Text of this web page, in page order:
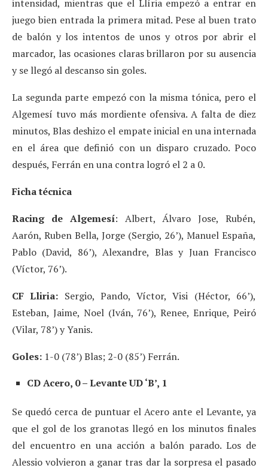
intensidad, mientras que el Llíria empezó a entrar en
juego bien entrada la primera mitad. Pese al buen trato
de balón y los intentos de unos y otros por abrir el
marcador, las ocasiones claras brillaron por su ausencia
y se llegó al descanso sin goles.
La segunda parte empezó con la misma tónica, pero el
Algemesí tuvo más mordiente ofensiva. A falta de diez
minutos, Blas deshizo el empate inicial en una internada
en el área que definió con un disparo cruzado. Poco
después, Ferrán en una contra logró el 2 a 0.
Ficha técnica
Racing de Algemesí: Albert, Álvaro Jose, Rubén,
Aarón, Ruben Bella, Jorge (Sergio, 26’), Manuel España,
Pablo (David, 86’), Alexandre, Blas y Juan Francisco
(Víctor, 76’).
CF Lliria: Sergio, Pando, Víctor, Visi (Héctor, 66’),
Esteban, Jaime, Noel (Iván, 76’), Renee, Enrique, Peiró
(Vilar, 78’) y Yanis.
Goles: 1-0 (78’) Blas; 2-0 (85’) Ferrán.
CD Acero, 0 – Levante UD ‘B’, 1
Se quedó cerca de puntuar el Acero ante el Levante, ya
que el gol de los granotas llegó en los minutos finales
del encuentro en una acción a balón parado. Los de
Alessio volvieron a ganar tras dar la sorpresa el pasado